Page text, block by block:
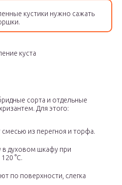
кустики нужно сажать
куста
сорта и отдельные
Для этого:
из перегноя и торфа.
в духовом шкафу при
°С.
по поверхности, слегка